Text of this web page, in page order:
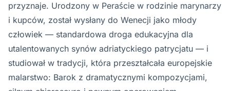
przyznaje. Urodzony w Peraście w rodzinie marynarzy
i kupców, został wysłany do Wenecji jako młody
człowiek — standardowa droga edukacyjna dla
utalentowanych synów adriatyckiego patrycjatu — i
studiował w tradycji, która przeształcała europejskie
malarstwo: Barok z dramatycznymi kompozycjami,